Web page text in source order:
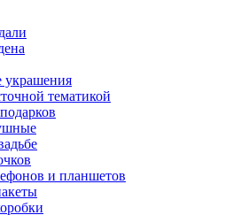
украшения
тематикой
и планшетов